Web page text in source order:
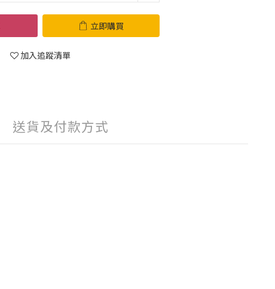
立即購買
加入追蹤清單
送貨及付款方式